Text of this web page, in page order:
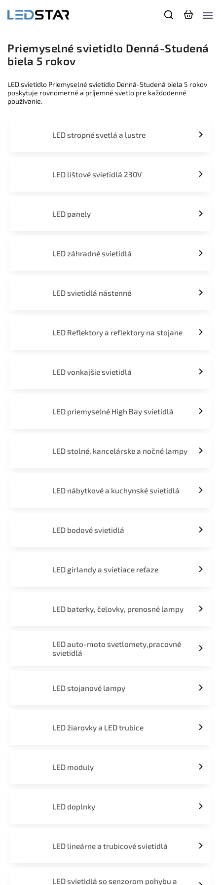
Priemyselné svietidlo Denná-Studená
biela 5 rokov
LED svietidlo Priemyselné svietidlo Denná-Studená biela 5 rokov
poskytuje rovnomerné a príjemné svetlo pre každodenné
používanie.
LED stropné svetlá a lustre
LED lištové svietidlá 230V
LED panely
LED záhradné svietidlá
LED svietidlá nástenné
LED Reflektory a reflektory na stojane
LED vonkajšie svietidlá
LED priemyselné High Bay svietidlá
LED stolné, kancelárske a nočné lampy
LED nábytkové a kuchynské svietidlá
LED bodové svietidlá
LED girlandy a svietiace reťaze
LED baterky, čelovky, prenosné lampy
LED auto-moto svetlomety,pracovné
svietidlá
LED stojanové lampy
LED žiarovky a LED trubice
LED moduly
LED doplnky
LED lineárne a trubicové svietidlá
LED svietidlá so senzorom pohybu a